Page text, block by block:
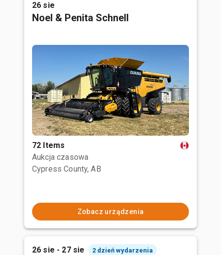
26 sie
Noel & Penita Schnell
72 Items
Aukcja czasowa
Cypress County, AB
Zobacz urządzenia
26 sie - 27 sie 2 dzień wydarzenia